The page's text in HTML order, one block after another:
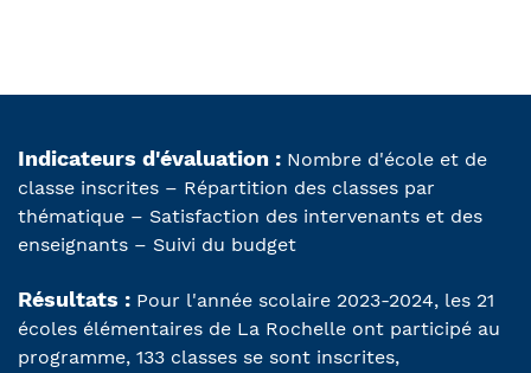
Indicateurs d'évaluation : Nombre d'école et de
classe inscrites – Répartition des classes par
thématique – Satisfaction des intervenants et des
enseignants – Suivi du budget
Résultats : Pour l'année scolaire 2023-2024, les 21
écoles élémentaires de La Rochelle ont participé au
programme, 133 classes se sont inscrites,